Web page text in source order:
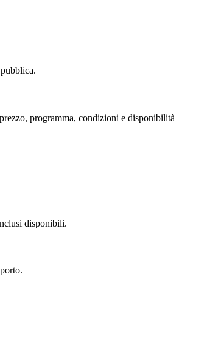
programma, condizioni e disponibilità
disponibili.